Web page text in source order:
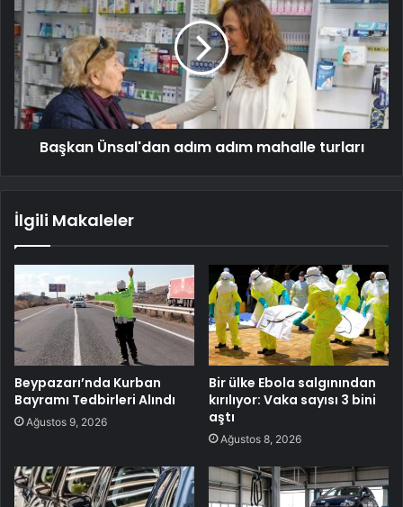
Başkan Ünsal'dan adım adım mahalle turları
İlgili Makaleler
Beypazarı’nda Kurban
Bayramı Tedbirleri Alındı
Ağustos 9, 2026
Bir ülke Ebola salgınından
kırılıyor: Vaka sayısı 3 bini
aştı
Ağustos 8, 2026